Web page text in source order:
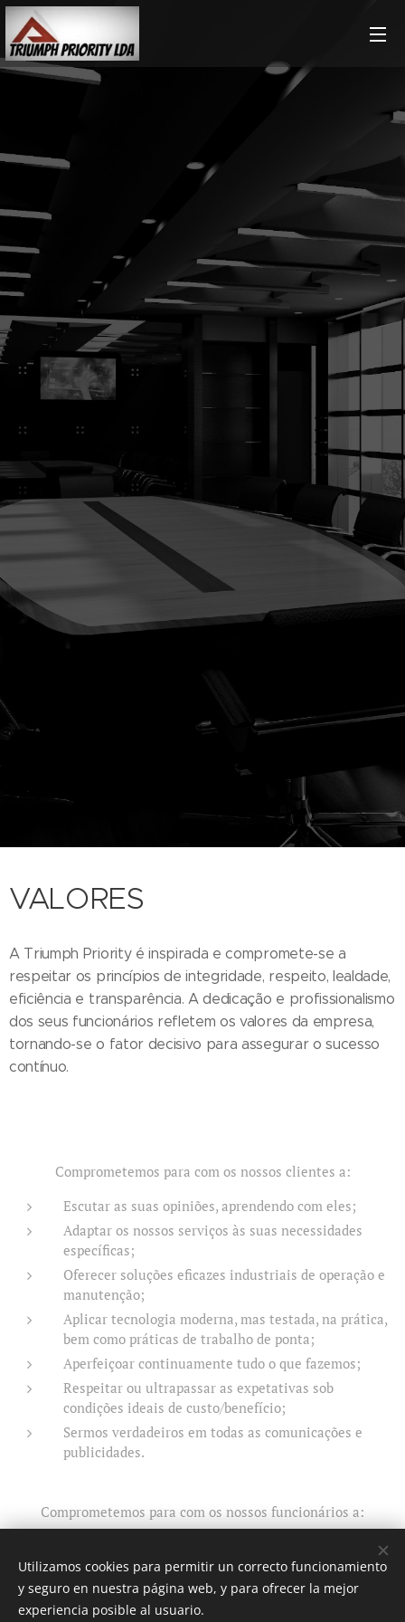
VALORES
A Triumph Priority é inspirada e compromete-se a
respeitar os princípios de integridade, respeito, lealdade,
eficiência e transparência. A dedicação e profissionalismo
dos seus funcionários refletem os valores da empresa,
tornando-se o fator decisivo para assegurar o sucesso
contínuo.
Comprometemos para com os nossos clientes a:
Escutar as suas opiniões, aprendendo com eles;
Adaptar os nossos serviços às suas necessidades
específicas;
Oferecer soluções eficazes industriais de operação e
manutenção;
Aplicar tecnologia moderna, mas testada, na prática,
bem como práticas de trabalho de ponta;
Aperfeiçoar continuamente tudo o que fazemos;
Respeitar ou ultrapassar as expetativas sob
condições ideais de custo/benefício;
Sermos verdadeiros em todas as comunicações e
publicidades.
Comprometemos para com os nossos funcionários a:
compensador;
Assegurar igualdade de oportunidades;
Promover um ambiente de trabalho em equipa e de
Utilizamos cookies para permitir un correcto funcionamiento
y seguro en nuestra página web, y para ofrecer la mejor
experiencia posible al usuario.